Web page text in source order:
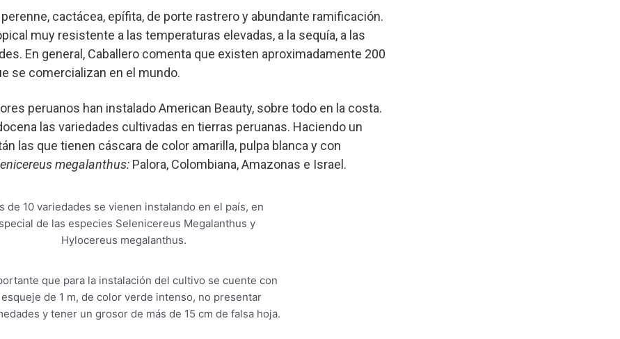
cactácea, epífita, de porte rastrero y abundante ramificación.
muy resistente a las temperaturas elevadas, a la sequía, a las
En general, Caballero comenta que existen aproximadamente 200
se comercializan en el mundo.
peruanos han instalado American Beauty, sobre todo en la costa.
las variedades cultivadas en tierras peruanas. Haciendo un
las que tienen cáscara de color amarilla, pulpa blanca y con
megalanthus:Palora, Colombiana, Amazonas e Israel.
de 10 variedades se vienen instalando en el país, en
de las especies Selenicereus Megalanthus y
Hylocereus megalanthus.
que para la instalación del cultivo se cuente con
de 1 m, de color verde intenso, no presentar
y tener un grosor de más de 15 cm de falsa hoja.